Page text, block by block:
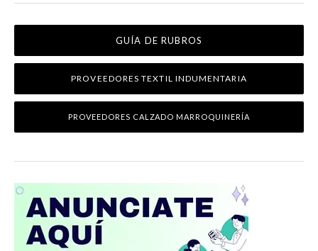
GUÍA DE RUBROS
PROVEEDORES TEXTIL INDUMENTARIA
PROVEEDORES CALZADO MARROQUINERÍA